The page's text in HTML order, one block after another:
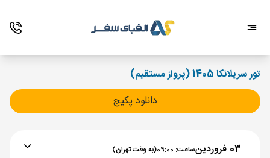
تور سریلانکا 1405 (پرواز مستقیم)
دانلود پکیج
03 فروردین ساعت: 09:00 (به وقت تهران)